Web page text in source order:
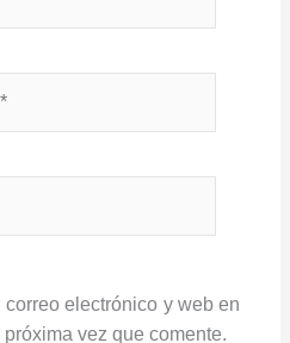
correo electrónico y web en
vez que comente.